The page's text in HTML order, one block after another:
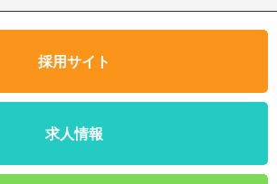
採用サイト
求人情報